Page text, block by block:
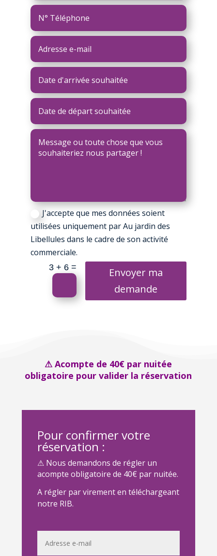
J'accepte que mes données soient
utilisées uniquement par Au jardin des
Libellules dans le cadre de son activité
commerciale.
3 + 6 =
Envoyer ma
demande
⚠ Acompte de 40€ par nuitée
obligatoire pour valider la réservation
Pour confirmer votre
réservation :
⚠ Nous demandons de régler un
acompte obligatoire de 40€ par nuitée.
A régler par virement en téléchargeant
notre RIB.